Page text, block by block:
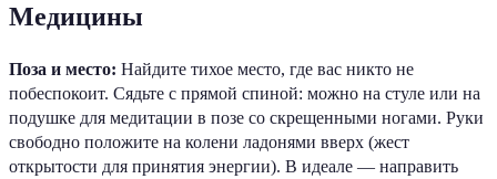
Медицины
Поза и место: Найдите тихое место, где вас никто не
побеспокоит. Сядьте с прямой спиной: можно на стуле или на
подушке для медитации в позе со скрещенными ногами. Руки
свободно положите на колени ладонями вверх (жест
открытости для принятия энергии). В идеале — направить